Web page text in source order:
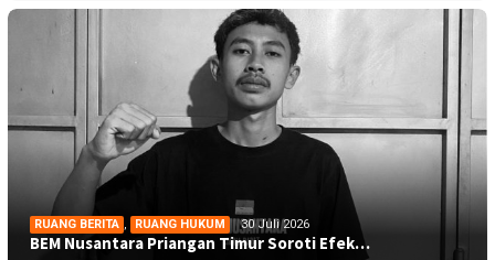
RUANG BERITA , RUANG HUKUM 30 Juli 2026
BEM Nusantara Priangan Timur Soroti Efek…